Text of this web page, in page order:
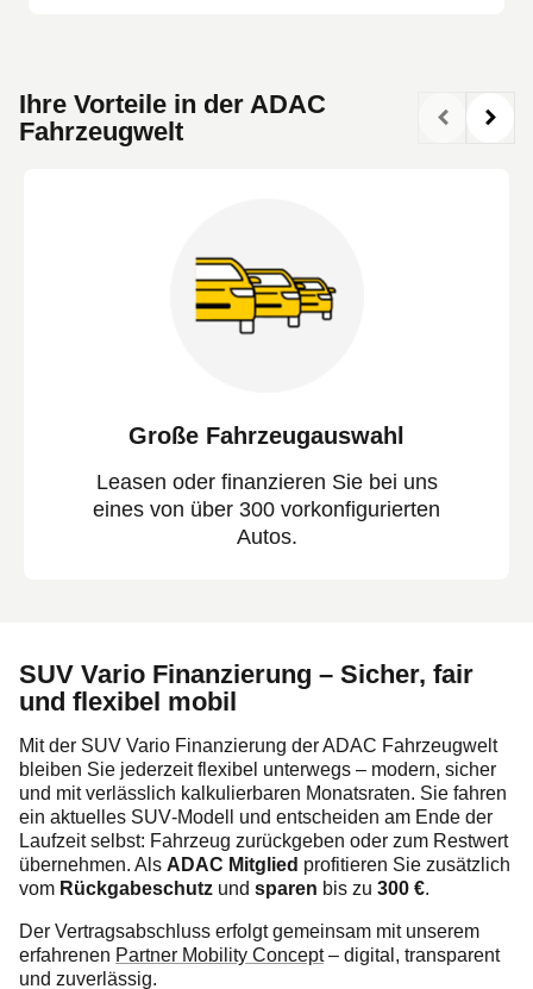
Ihre Vorteile in der ADAC
Fahrzeugwelt
Große Fahrzeugauswahl
Leasen oder finanzieren Sie bei uns
eines von über 300 vorkonfigurierten
Autos.
SUV Vario Finanzierung – Sicher, fair
und flexibel mobil
Mit der SUV Vario Finanzierung der ADAC Fahrzeugwelt
bleiben Sie jederzeit flexibel unterwegs – modern, sicher
und mit verlässlich kalkulierbaren Monatsraten. Sie fahren
ein aktuelles SUV‑Modell und entscheiden am Ende der
Laufzeit selbst: Fahrzeug zurückgeben oder zum Restwert
übernehmen. Als ADAC Mitglied profitieren Sie zusätzlich
vom Rückgabeschutz und sparen bis zu 300 €.
Der Vertragsabschluss erfolgt gemeinsam mit unserem
erfahrenen Partner Mobility Concept– digital, transparent
und zuverlässig.